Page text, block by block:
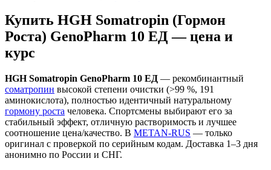
Купить HGH Somatropin (Гормон
Роста) GenoPharm 10 ЕД — цена и
курс
HGH Somatropin GenoPharm 10 ЕД — рекомбинантный
соматропин высокой степени очистки (>99 %, 191
аминокислота), полностью идентичный натуральному
гормону роста человека. Спортсмены выбирают его за
стабильный эффект, отличную растворимость и лучшее
соотношение цена/качество. В METAN-RUS — только
оригинал с проверкой по серийным кодам. Доставка 1–3 дня
анонимно по России и СНГ.